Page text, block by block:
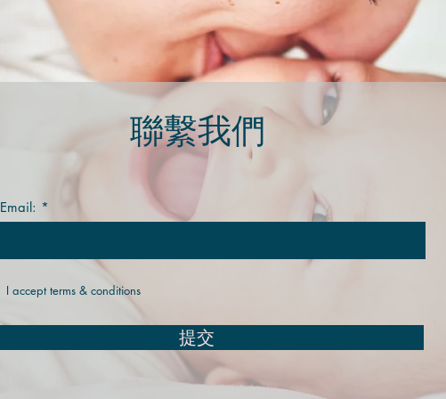
聯繫我們
I accept terms & conditions
提交